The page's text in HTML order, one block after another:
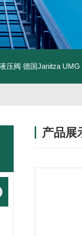
压阀 德国Janitza UMG
产品展